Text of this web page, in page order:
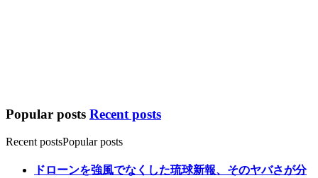
Popular posts Recent posts
Recent postsPopular posts
ドローンを強風でなくした琉球新報、そのヤバさが分